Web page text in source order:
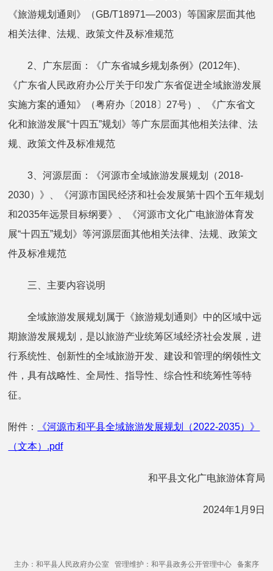
《旅游规划通则》（GB/T18971—2003）等国家层面其他
相关法律、法规、政策文件及标准规范
2、广东层面：《广东省城乡规划条例》(2012年)、
《广东省人民政府办公厅关于印发广东省促进全域旅游发展
实施方案的通知》（粤府办〔2018〕27号）、《广东省文
化和旅游发展“十四五”规划》等广东层面其他相关法律、法
规、政策文件及标准规范
3、河源层面：《河源市全域旅游发展规划（2018-
2030）》、《河源市国民经济和社会发展第十四个五年规划
和2035年远景目标纲要》、《河源市文化广电旅游体育发
展“十四五”规划》等河源层面其他相关法律、法规、政策文
件及标准规范
三、主要内容说明
全域旅游发展规划属于《旅游规划通则》中的区域中远
期旅游发展规划，是以旅游产业统筹区域经济社会发展，进
行系统性、创新性的全域旅游开发、建设和管理的纲领性文
件，具有战略性、全局性、指导性、综合性和统筹性等特
征。
附件：
《河源市和平县全域旅游发展规划（2022-2035）》
（文本）.pdf
和平县文化广电旅游体育局
2024年1月9日
主办：和平县人民政府办公室 管理维护：和平县政务公开管理中心 备案序